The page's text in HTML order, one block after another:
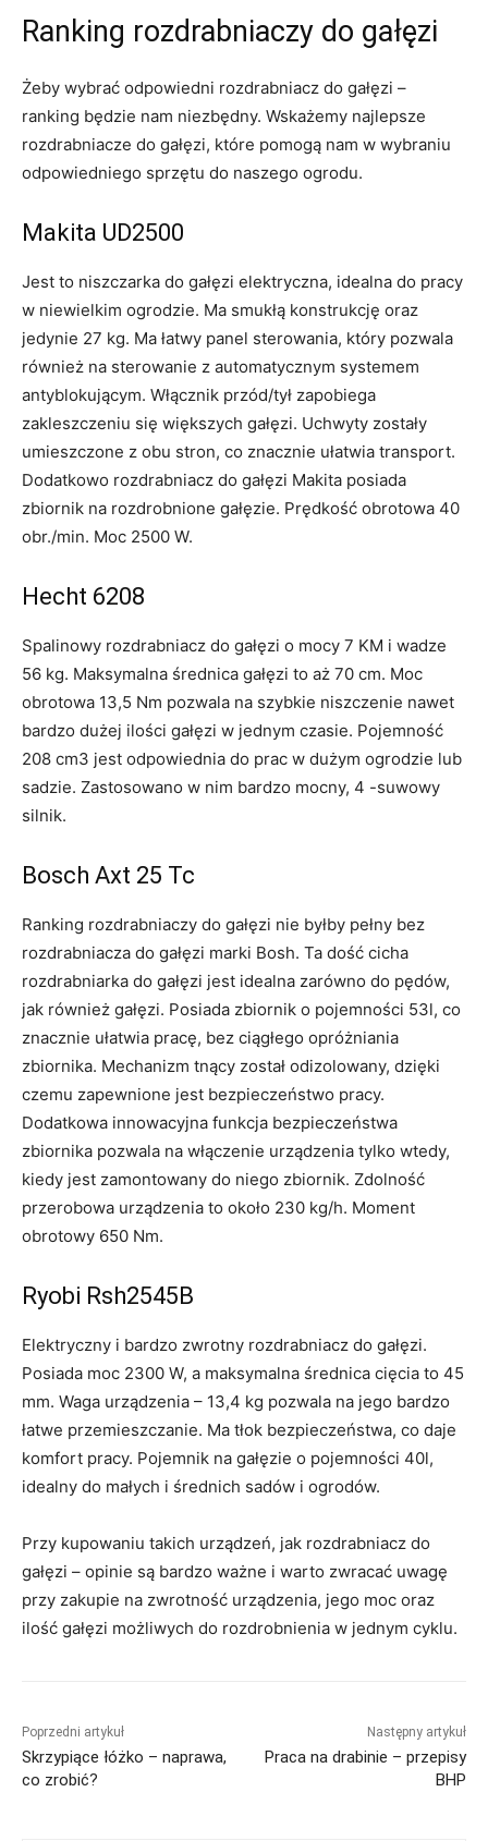
Ranking rozdrabniaczy do gałęzi
Żeby wybrać odpowiedni rozdrabniacz do gałęzi –
ranking będzie nam niezbędny. Wskażemy najlepsze
rozdrabniacze do gałęzi, które pomogą nam w wybraniu
odpowiedniego sprzętu do naszego ogrodu.
Makita UD2500
Jest to niszczarka do gałęzi elektryczna, idealna do pracy
w niewielkim ogrodzie. Ma smukłą konstrukcję oraz
jedynie 27 kg. Ma łatwy panel sterowania, który pozwala
również na sterowanie z automatycznym systemem
antyblokującym. Włącznik przód/tył zapobiega
zakleszczeniu się większych gałęzi. Uchwyty zostały
umieszczone z obu stron, co znacznie ułatwia transport.
Dodatkowo rozdrabniacz do gałęzi Makita posiada
zbiornik na rozdrobnione gałęzie. Prędkość obrotowa 40
obr./min. Moc 2500 W.
Hecht 6208
Spalinowy rozdrabniacz do gałęzi o mocy 7 KM i wadze
56 kg. Maksymalna średnica gałęzi to aż 70 cm. Moc
obrotowa 13,5 Nm pozwala na szybkie niszczenie nawet
bardzo dużej ilości gałęzi w jednym czasie. Pojemność
208 cm3 jest odpowiednia do prac w dużym ogrodzie lub
sadzie. Zastosowano w nim bardzo mocny, 4 -suwowy
silnik.
Bosch Axt 25 Tc
Ranking rozdrabniaczy do gałęzi nie byłby pełny bez
rozdrabniacza do gałęzi marki Bosh. Ta dość cicha
rozdrabniarka do gałęzi jest idealna zarówno do pędów,
jak również gałęzi. Posiada zbiornik o pojemności 53l, co
znacznie ułatwia pracę, bez ciągłego opróżniania
zbiornika. Mechanizm tnący został odizolowany, dzięki
czemu zapewnione jest bezpieczeństwo pracy.
Dodatkowa innowacyjna funkcja bezpieczeństwa
zbiornika pozwala na włączenie urządzenia tylko wtedy,
kiedy jest zamontowany do niego zbiornik. Zdolność
przerobowa urządzenia to około 230 kg/h. Moment
obrotowy 650 Nm.
Ryobi Rsh2545B
Elektryczny i bardzo zwrotny rozdrabniacz do gałęzi.
Posiada moc 2300 W, a maksymalna średnica cięcia to 45
mm. Waga urządzenia – 13,4 kg pozwala na jego bardzo
łatwe przemieszczanie. Ma tłok bezpieczeństwa, co daje
komfort pracy. Pojemnik na gałęzie o pojemności 40l,
idealny do małych i średnich sadów i ogrodów.
Przy kupowaniu takich urządzeń, jak rozdrabniacz do
gałęzi – opinie są bardzo ważne i warto zwracać uwagę
przy zakupie na zwrotność urządzenia, jego moc oraz
ilość gałęzi możliwych do rozdrobnienia w jednym cyklu.
Poprzedni artykuł
Skrzypiące łóżko – naprawa,
co zrobić?
Następny artykuł
Praca na drabinie – przepisy
BHP